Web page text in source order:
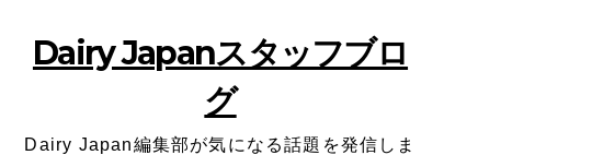
Dairy Japanスタッフブロ
グ
Dairy Japan編集部が気になる話題を発信しま